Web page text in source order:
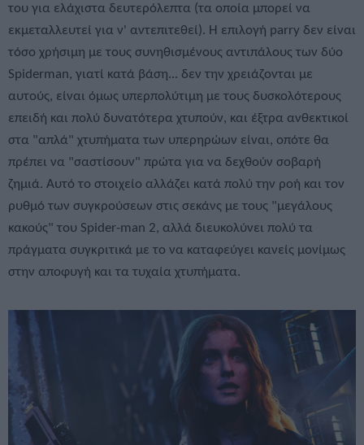
του για ελάχιστα δευτερόλεπτα (τα οποία μπορεί να
εκμεταλλευτεί για ν' αντεπιτεθεί). Η επιλογή parry δεν είναι
τόσο χρήσιμη με τους συνηθισμένους αντιπάλους των δύο
Spiderman, γιατί κατά βάση... δεν την χρειάζονται με
αυτούς, είναι όμως υπερπολύτιμη με τους δυσκολότερους
επειδή και πολύ δυνατότερα χτυπούν, και έξτρα ανθεκτικοί
στα "απλά" χτυπήματα των υπερηρώων είναι, οπότε θα
πρέπει να "σαστίσουν" πρώτα για να δεχθούν σοβαρή
ζημιά. Αυτό το στοιχείο αλλάζει κατά πολύ την ροή και τον
ρυθμό των συγκρούσεων στις σεκάνς με τους "μεγάλους
κακούς" του Spider-man 2, αλλά διευκολύνει πολύ τα
πράγματα συγκριτικά με το να καταφεύγει κανείς μονίμως
στην αποφυγή και τα τυχαία χτυπήματα.